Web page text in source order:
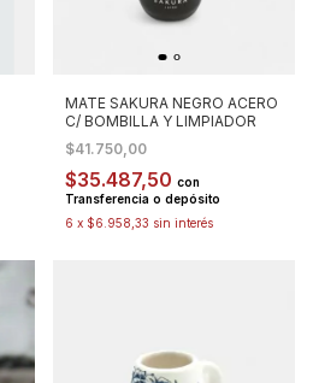
MATE SAKURA NEGRO ACERO
C/ BOMBILLA Y LIMPIADOR
$41.750,00
$35.487,50 con
Transferencia o depósito
6 x $6.958,33 sin interés